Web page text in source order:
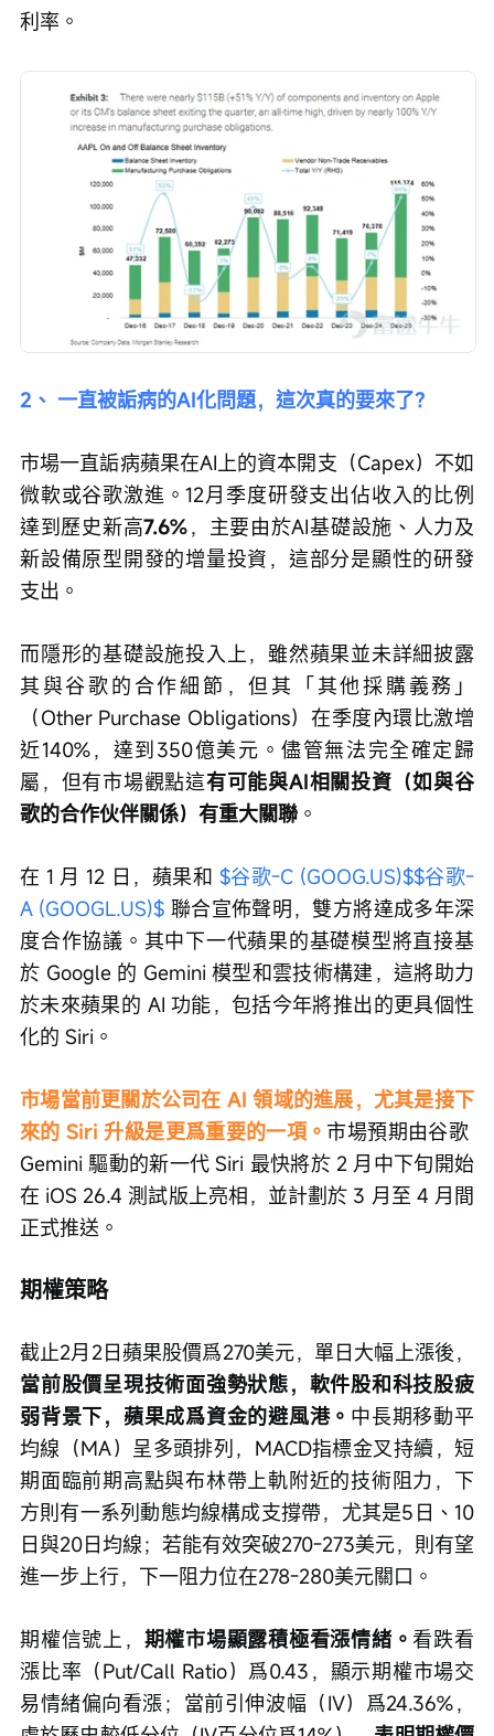
利率。
2、 一直被詬病的AI化問題，這次真的要來了？
市場一直詬病蘋果在AI上的資本開支（Capex）不如
微軟或谷歌激進。12月季度研發支出佔收入的比例
達到歷史新高7.6%，主要由於AI基礎設施、人力及
新設備原型開發的增量投資，這部分是顯性的研發
支出。
而隱形的基礎設施投入上，雖然蘋果並未詳細披露
其與谷歌的合作細節，但其「其他採購義務」
（Other Purchase Obligations）在季度內環比激增
近140%，達到350億美元。儘管無法完全確定歸
屬，但有市場觀點這有可能與AI相關投資（如與谷
歌的合作伙伴關係）有重大關聯 。
在 1 月 12 日，蘋果和 $谷歌-C (GOOG.US)$$谷歌-
A (GOOGL.US)$ 聯合宣佈聲明，雙方將達成多年深
度合作協議。其中下一代蘋果的基礎模型將直接基
於 Google 的 Gemini 模型和雲技術構建，這將助力
於未來蘋果的 AI 功能，包括今年將推出的更具個性
化的 Siri。
市場當前更關於公司在 AI 領域的進展，尤其是接下
來的 Siri 升級是更爲重要的一項。 市場預期由谷歌
Gemini 驅動的新一代 Siri 最快將於 2 月中下旬開始
在 iOS 26.4 測試版上亮相，並計劃於 3 月至 4 月間
正式推送。
期權策略
截止2月2日蘋果股價爲270美元，單日大幅上漲後，
當前股價呈現技術面強勢狀態，軟件股和科技股疲
弱背景下，蘋果成爲資金的避風港。 中長期移動平
均線（MA）呈多頭排列，MACD指標金叉持續，短
期面臨前期高點與布林帶上軌附近的技術阻力，下
方則有一系列動態均線構成支撐帶，尤其是5日、10
日與20日均線；若能有效突破270-273美元，則有望
進一步上行，下一阻力位在278-280美元關口。
期權信號上， 期權市場顯露積極看漲情緒。看跌看
漲比率（Put/Call Ratio）爲0.43，顯示期權市場交
易情緒偏向看漲；當前引伸波幅（IV）爲24.36%，